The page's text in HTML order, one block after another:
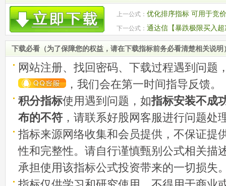
上一公式： 优化排序指标 可用于竞
下一公式： 通达信【暴跌极限买入
未来 加密 附图
下载必看（为了保障您的权益，请在下载指标前务必看清楚相关说明
网站注册、找回密码、下载过程遇到问题
，我们会在第一时间指导反馈。
积分指标使用遇到问题，如指标安装不成
布的不符 ，请联系好股网客服进行问题处
指标来源网络收集和会员提供，不保证提
性和完整性。请自行谨慎甄别公式相关描
承担使用该指标公式投资带来的一切损失